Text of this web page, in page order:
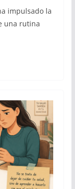
impulsado la
una rutina